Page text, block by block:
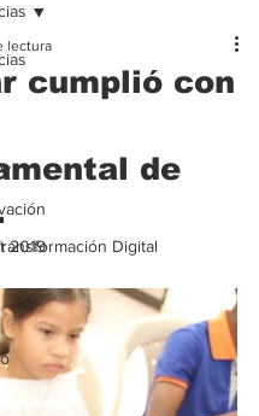
Digital
cumplió con
de
lectura
2019